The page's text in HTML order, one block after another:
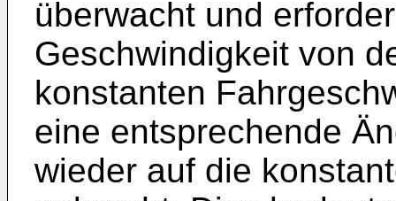
überwacht und
Geschwindigkeit von
konstanten
eine entsprechende
wieder auf die